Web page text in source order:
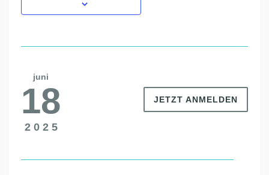
juni
18
2025
JETZT ANMELDEN